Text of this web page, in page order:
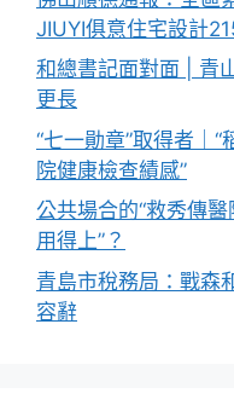
JIUYI俱意住宅設計
和總書記面對面 | 青
更長
“七一勛章”取得者｜
院健康檢查績感”
公共場合的“救秀傳醫
用得上”？
青島市稅務局：戰森
容辭